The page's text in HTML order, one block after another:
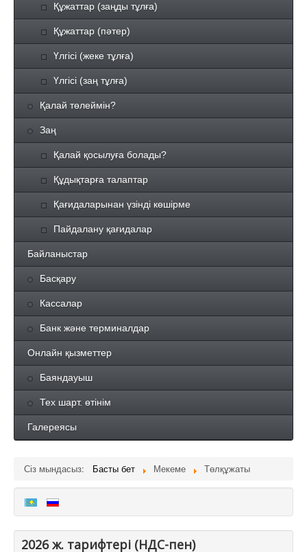
Құжаттар (заңды тұлға)
Құжаттар (пәтер)
Үлгісі (жеке тұлға)
Үлгісі (заң тұлға)
Қалай төлеймін?
Заң
Қалай қосылуға болады?
Құдықтарға талаптар
Қағидаларынан үзінді көшірме
Пайдалану қағидалар
Байланыстар
Басқару
Кассалар
Банк және терминалдар
Онлайн қызметтер
Баяндауыш
Тех шарт. өтінім
Галереясы
Сіз мындасыз: Басты бет Мекеме Төлқұжаты
2026 ж. тарифтерi (НДС-пен)